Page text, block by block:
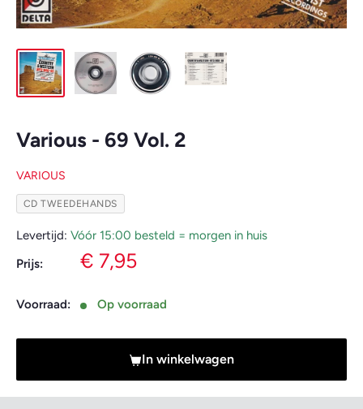
Various - 69 Vol. 2
VARIOUS
CD TWEEDEHANDS
Levertijd: Vóór 15:00 besteld = morgen in huis
Prijs:
Verkoopprijs
€ 7,95
Voorraad: Op voorraad
In winkelwagen